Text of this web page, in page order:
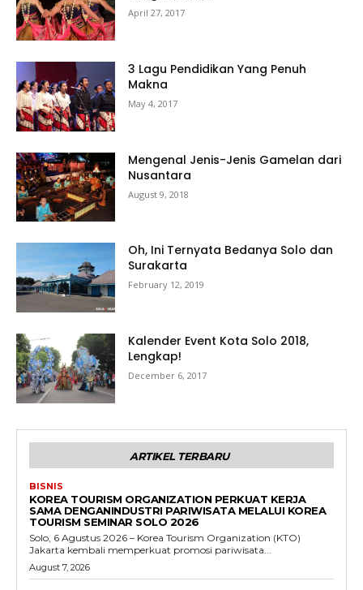
April 27, 2017
3 Lagu Pendidikan Yang Penuh
Makna
May 4, 2017
Mengenal Jenis-Jenis Gamelan dari
Nusantara
August 9, 2018
Oh, Ini Ternyata Bedanya Solo dan
Surakarta
February 12, 2019
Kalender Event Kota Solo 2018,
Lengkap!
December 6, 2017
ARTIKEL TERBARU
BISNIS
KOREA TOURISM ORGANIZATION PERKUAT KERJA
SAMA DENGANINDUSTRI PARIWISATA MELALUI KOREA
TOURISM SEMINAR SOLO 2026
Solo, 6 Agustus 2026 – Korea Tourism Organization (KTO)
Jakarta kembali memperkuat promosi pariwisata...
August 7, 2026